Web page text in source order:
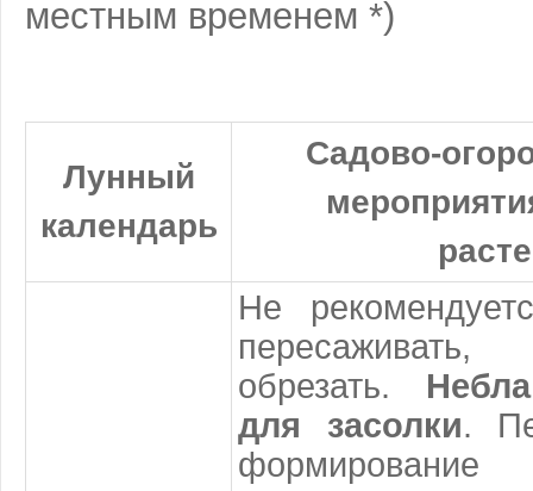
местным временем *)
Лунный
календарь
Садово-
Не
пересаживать,
обрезать.
для засолки.